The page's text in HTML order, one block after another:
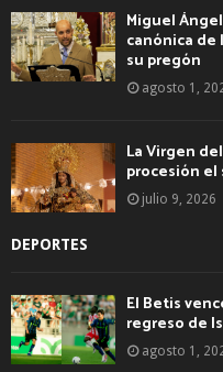
Miguel
canónica de
su pregón
agosto 1,
La Virgen
procesión el
julio 9, 2026
DEPORTES
El Betis
regreso de
agosto 1,